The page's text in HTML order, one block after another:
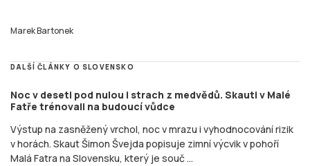
Marek Bartonek
DALŠÍ ČLÁNKY O SLOVENSKO
Noc v deseti pod nulou i strach z medvědů. Skauti v Malé
Fatře trénovali na budoucí vůdce
Výstup na zasněžený vrchol, noc v mrazu i vyhodnocování rizik
v horách. Skaut Šimon Švejda popisuje zimní výcvik v pohoří
Malá Fatra na Slovensku, který je souč ...